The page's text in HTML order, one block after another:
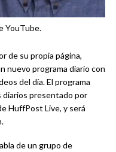
YouTube.
de su propia página,
nuevo programa diario con
del día. El programa
presentado por
HuffPost Live, y será
de un grupo de